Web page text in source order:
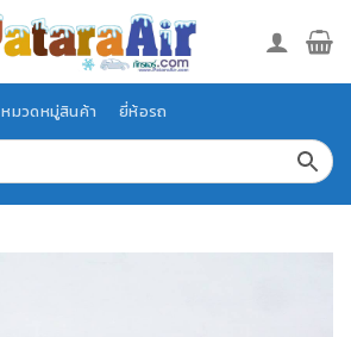
หมวดหมู่สินค้า ยี่ห้อรถ